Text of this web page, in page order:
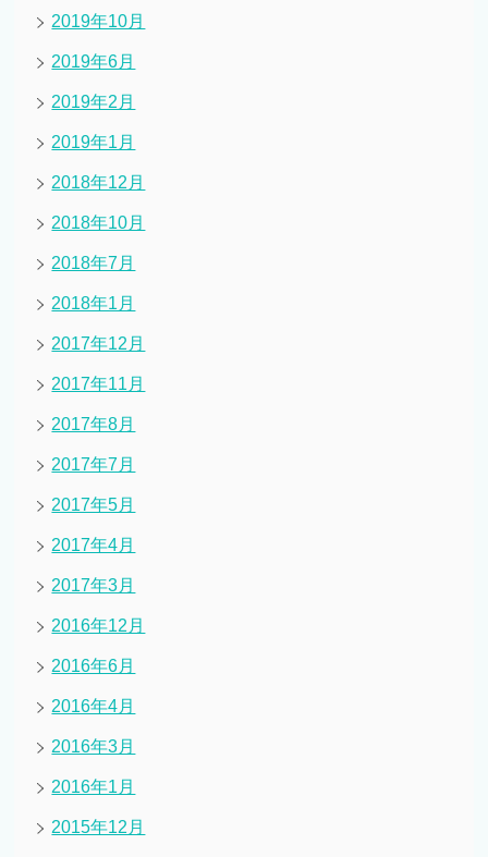
2019年10月
2019年6月
2019年2月
2019年1月
2018年12月
2018年10月
2018年7月
2018年1月
2017年12月
2017年11月
2017年8月
2017年7月
2017年5月
2017年4月
2017年3月
2016年12月
2016年6月
2016年4月
2016年3月
2016年1月
2015年12月